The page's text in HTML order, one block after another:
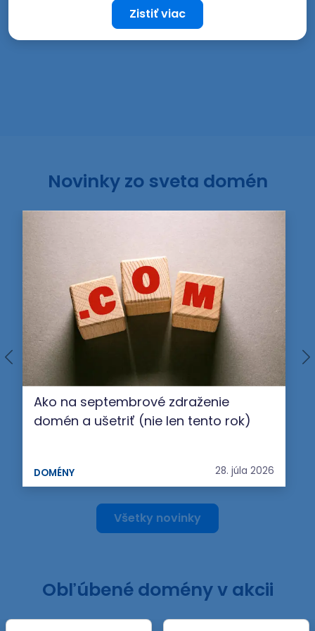
Zistiť viac
Novinky zo sveta domén
Ako na septembrové zdraženie
domén a ušetriť (nie len tento rok)
DOMÉNY 28. júla 2026
Všetky novinky
Obľúbené domény v akcii